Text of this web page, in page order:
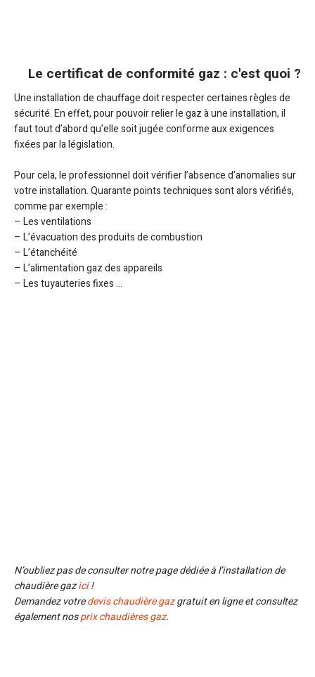
Le certificat de conformité gaz : c'est quoi ?
Une installation de chauffage doit respecter certaines règles de
sécurité. En effet, pour pouvoir relier le gaz à une installation, il
faut tout d’abord qu’elle soit jugée conforme aux exigences
fixées par la législation.
Pour cela, le professionnel doit vérifier l’absence d’anomalies sur
votre installation. Quarante points techniques sont alors vérifiés,
comme par exemple :
– Les ventilations
– L’évacuation des produits de combustion
– L’étanchéité
– L’alimentation gaz des appareils
– Les tuyauteries fixes …
N’oubliez pas de consulter notre page dédiée à l’installation de
chaudière gazici!
Demandez votredevis chaudière gazgratuit en ligne et consultez
également nosprix chaudières gaz.